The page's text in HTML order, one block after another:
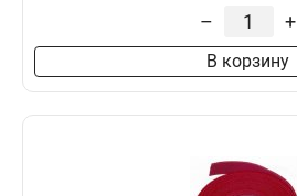
– +
В корзину